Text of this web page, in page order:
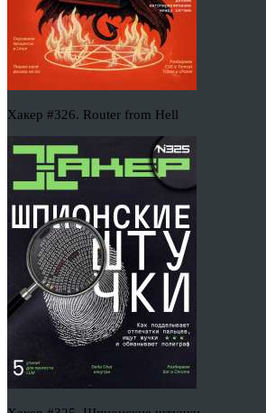
Хакер #326. Router from Hell